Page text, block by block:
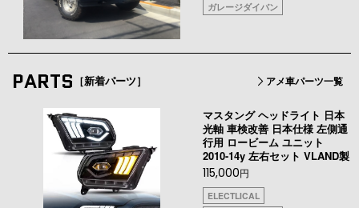
ガレージダイバン
PARTS ［新着パーツ］ アメ車パーツ一覧
マスタング ヘッドライト 日本
光軸 車検改善 日本仕様 左側通
行用 ロービーム ユニット
2010-14y 左右セット VLAND製
115,000円
ELECTLICAL